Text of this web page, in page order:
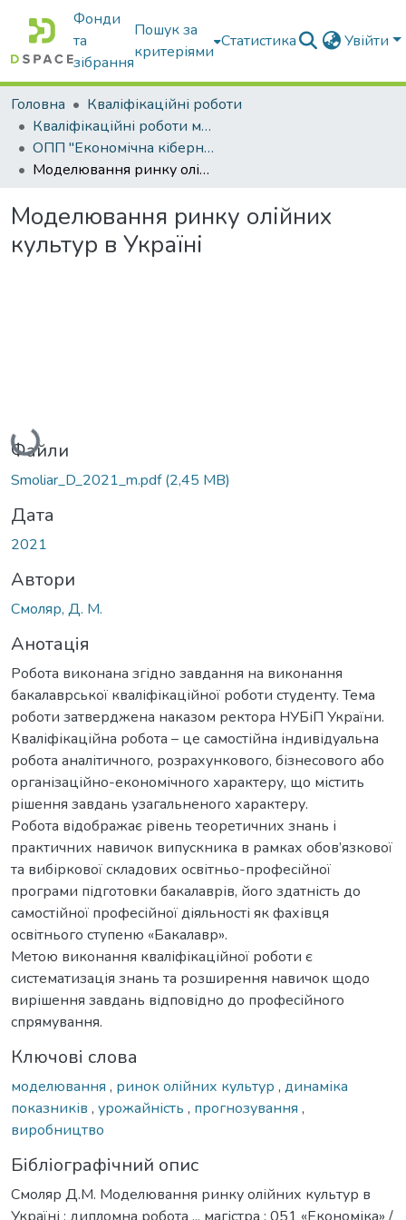
Фонди
та
зібрання
Пошук за
критеріями
Статистика Увійти
Головна
Кваліфікаційні роботи
Кваліфікаційні роботи магістрів
ОПП "Економічна кібернетика"
Моделювання ринку олійних культур в Україні
Моделювання ринку олійних
культур в Україні
Вантажиться...
Файли
Smoliar_D_2021_m.pdf(2,45 MB)
Дата
2021
Автори
Смоляр, Д. М.
Анотація
Робота виконана згідно завдання на виконання
бакалаврської кваліфікаційної роботи студенту. Тема
роботи затверджена наказом ректора НУБіП України.
Кваліфікаційна робота – це самостійна індивідуальна
робота аналітичного, розрахункового, бізнесового або
організаційно-економічного характеру, що містить
рішення завдань узагальненого характеру.
Робота відображає рівень теоретичних знань і
практичних навичок випускника в рамках обов’язкової
та вибіркової складових освітньо-професійної
програми підготовки бакалаврів, його здатність до
самостійної професійної діяльності як фахівця
освітнього ступеню «Бакалавр».
Метою виконання кваліфікаційної роботи є
систематизація знань та розширення навичок щодо
вирішення завдань відповідно до професійного
спрямування.
Ключові слова
моделювання , ринок олійних культур , динаміка
показників , урожайність , прогнозування ,
виробництво
Бібліографічний опис
Смоляр Д.М. Моделювання ринку олійних культур в